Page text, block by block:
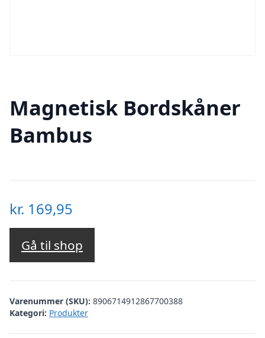
Magnetisk Bordskåner
Bambus
kr. 169,95
Gå til shop
Varenummer (SKU): 8906714912867700388
Kategori: Produkter